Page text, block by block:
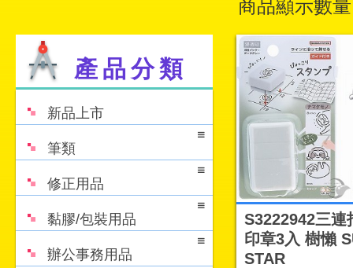
產品分類
新品上市
筆類
修正用品
黏膠/包裝用品
辦公事務用品
商品顯示數量
S3222942三連
印章3入 樹懶
STAR